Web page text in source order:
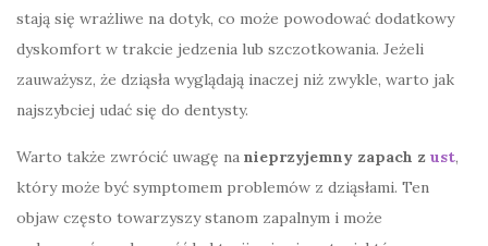
stają się wrażliwe na dotyk, co może powodować dodatkowy
dyskomfort w trakcie jedzenia lub szczotkowania. Jeżeli
zauważysz, że dziąsła wyglądają inaczej niż zwykle, warto jak
najszybciej udać się do dentysty.
Warto także zwrócić uwagę na nieprzyjemny zapach z ust,
który może być symptomem problemów z dziąsłami. Ten
objaw często towarzyszy stanom zapalnym i może